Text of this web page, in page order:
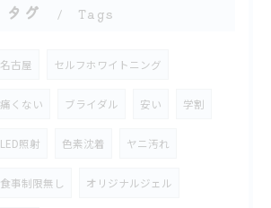
タグ Tags
名古屋 セルフホワイトニング
痛くない ブライダル 安い 学割
LED照射 色素沈着 ヤニ汚れ
食事制限無し オリジナルジェル